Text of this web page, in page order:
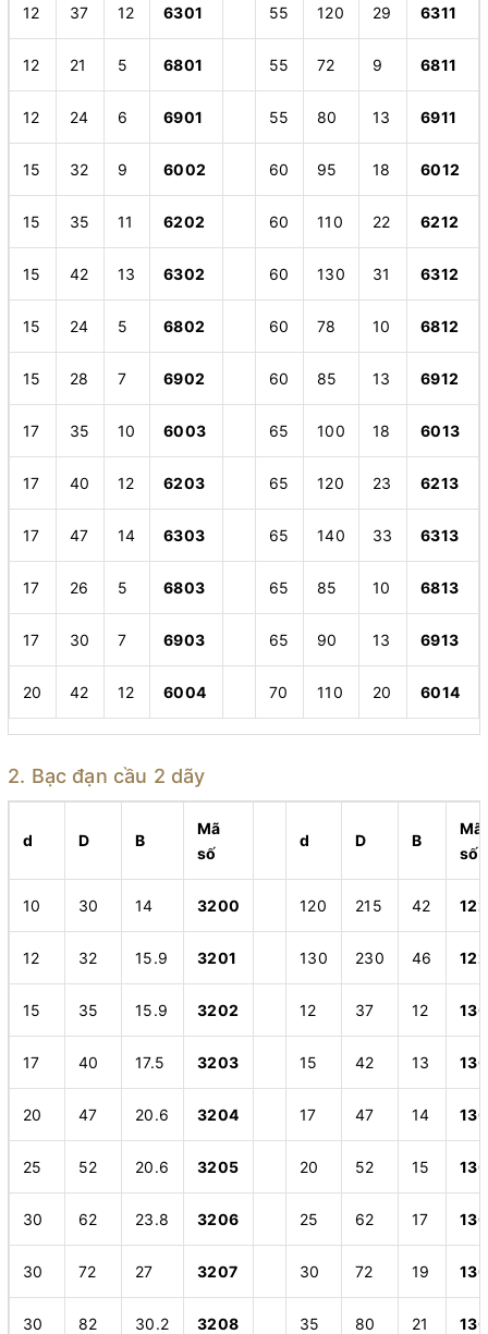
12 37 12 6301 55 120 29 6311
12 21 5 6801 55 72 9 6811
12 24 6 6901 55 80 13 6911
15 32 9 6002 60 95 18 6012
15 35 11 6202 60 110 22 6212
15 42 13 6302 60 130 31 6312
15 24 5 6802 60 78 10 6812
15 28 7 6902 60 85 13 6912
17 35 10 6003 65 100 18 6013
17 40 12 6203 65 120 23 6213
17 47 14 6303 65 140 33 6313
17 26 5 6803 65 85 10 6813
17 30 7 6903 65 90 13 6913
20 42 12 6004 70 110 20 6014
2. Bạc đạn cầu 2 dãy
d D B
Mã
số
d D B
Mã
số
10 30 14 3200 120 215 42
12 32 15.9 3201 130 230 46
15 35 15.9 3202 12 37 12
17 40 17.5 3203 15 42 13
20 47 20.6 3204 17 47 14
25 52 20.6 3205 20 52 15
30 62 23.8 3206 25 62 17
30 72 27 3207 30 72 19
30 82 30.2 3208 35 80 21